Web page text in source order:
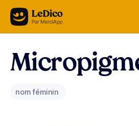
Aller au contenu
nom féminin